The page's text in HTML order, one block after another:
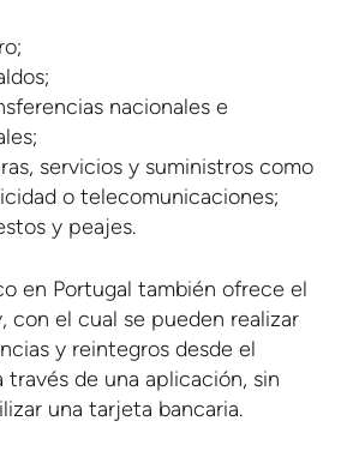
nacionales e
servicios y suministros como
o telecomunicaciones;
y peajes.
en Portugal también ofrece el
con el cual se pueden realizar
y reintegros desde el
de una aplicación, sin
una tarjeta bancaria.